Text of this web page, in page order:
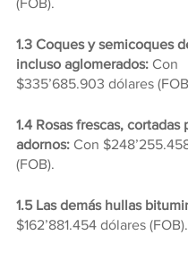
(FOB).
1.3 Coques y semicoques
incluso aglomerados: Con
$335’685.903 dólares
1.4 Rosas frescas, cortadas
adornos: Con
(FOB).
1.5 Las demás hullas
$162’881.454 dólares (FOB).